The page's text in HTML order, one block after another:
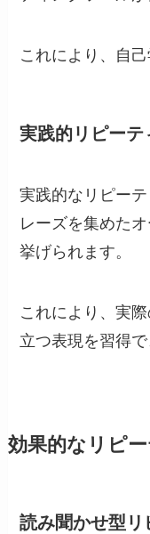
これにより、自
実践的リピーテ
実践的なリピー
レーズを集めた
挙げられます。
これにより、実
立つ表現を習得で
効果的なリピ
読み聞かせ型リ